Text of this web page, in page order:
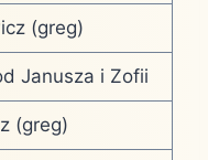
(greg)
Janusza i Zofii
(greg)